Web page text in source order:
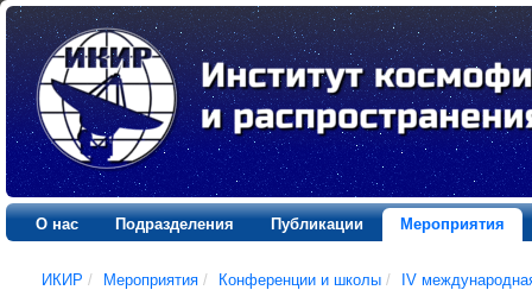
О нас Подразделения Публикации Мероприятия
ИКИР / Мероприятия / Конференции и школы / IV